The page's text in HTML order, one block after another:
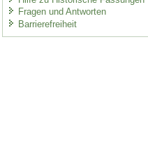
Fragen und Antworten
Barrierefreiheit